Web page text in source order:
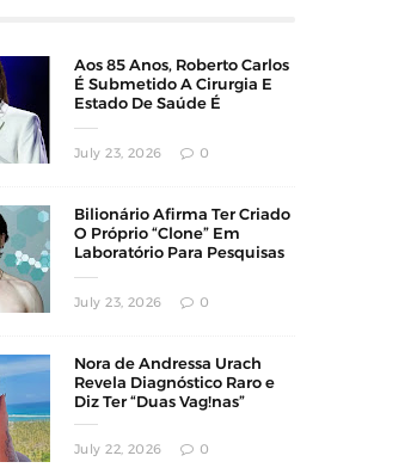
Aos 85 Anos, Roberto Carlos
É Submetido A Cirurgia E
Estado De Saúde É
July 23, 2026 0
Bilionário Afirma Ter Criado
O Próprio “Clone” Em
Laboratório Para Pesquisas
July 23, 2026 0
Nora de Andressa Urach
Revela Diagnóstico Raro e
Diz Ter “Duas Vag!nas”
July 22, 2026 0